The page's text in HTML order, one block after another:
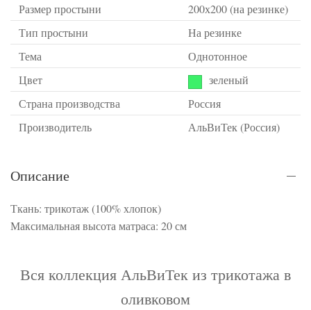
Размер простыни
200х200 (на резинке)
Тип простыни
На резинке
Тема
Однотонное
Цвет
зеленый
Страна производства
Россия
Производитель
АльВиТек (Россия)
Описание
Ткань: трикотаж (100% хлопок)
Максимальная высота матраса: 20 см
Вся коллекция АльВиТек из трикотажа в
оливковом